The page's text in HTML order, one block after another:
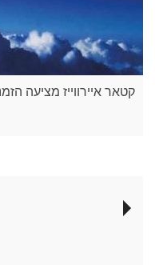
קטאר איירווייז מציעה